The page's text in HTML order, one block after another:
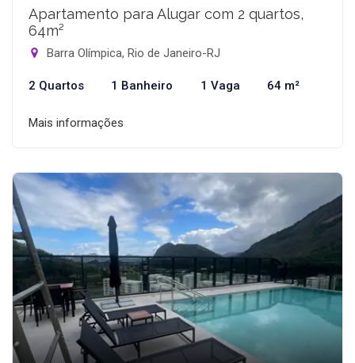
Apartamento para Alugar com 2 quartos,
64m²
Barra Olímpica, Rio de Janeiro-RJ
2 Quartos 1 Banheiro 1 Vaga 64 m²
Mais informações